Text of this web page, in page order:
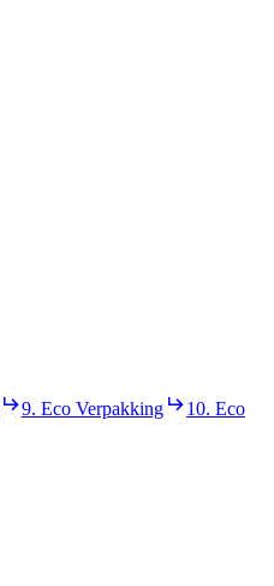
9. Eco Verpakking
10. Eco